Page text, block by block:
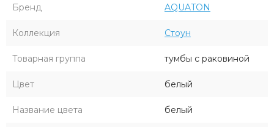
Бренд AQUATON
Коллекция Стоун
Товарная группа тумбы с раковиной
Цвет белый
Название цвета белый